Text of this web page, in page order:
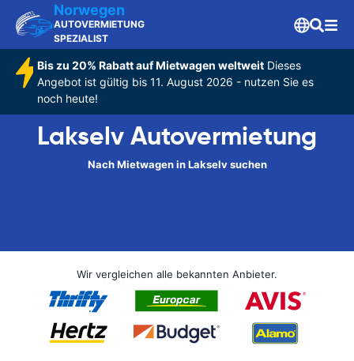
Norwegen
AUTOVERMIETUNG
SPEZIALIST
Bis zu 20% Rabatt auf Mietwagen weltweitDieses
Angebot ist gültig bis 11. August 2026 - nutzen Sie es
noch heute!
Lakselv Autovermietung
Nach Mietwagen in Lakselv suchen
Wir vergleichen alle bekannten Anbieter.